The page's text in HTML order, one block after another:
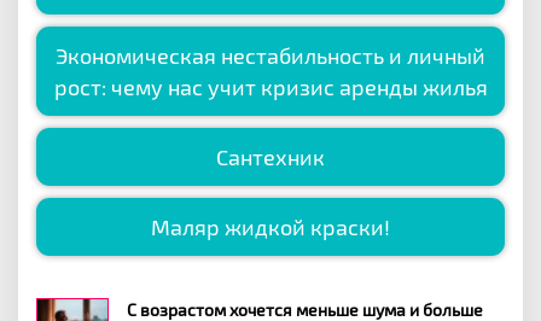
Экономическая нестабильность и личный
рост: чему нас учит кризис аренды жилья
Сантехник
Маляр жидкой краски!
С возрастом хочется меньше шума и больше